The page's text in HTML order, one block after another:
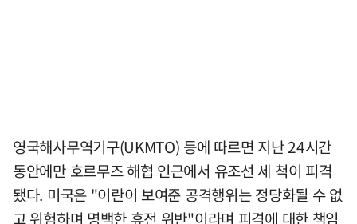
영국해사무역기구(UKMTO) 등에 따르면 지난 24시간
동안에만 호르무즈 해협 인근에서 유조선 세 척이 피격
됐다. 미국은 "이란이 보여준 공격행위는 정당화될 수 없
고 위험하며 명백한 휴전 위반"이라며 피격에 대한 책임